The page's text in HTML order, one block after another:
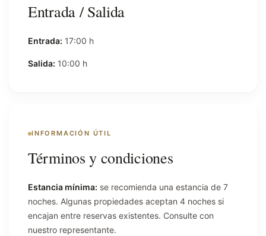
Entrada / Salida
Entrada: 17:00 h
Salida: 10:00 h
INFORMACIÓN ÚTIL
Términos y condiciones
Estancia mínima: se recomienda una estancia de 7
noches. Algunas propiedades aceptan 4 noches si
encajan entre reservas existentes. Consulte con
nuestro representante.